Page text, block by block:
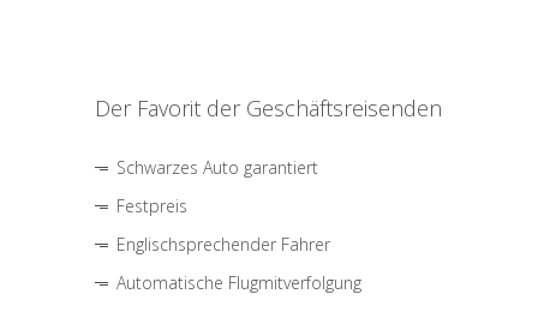
Der Favorit der Geschäftsreisenden
Schwarzes Auto garantiert
Festpreis
Englischsprechender Fahrer
Automatische Flugmitverfolgung